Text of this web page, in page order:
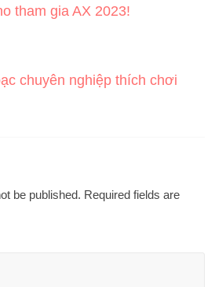
tham gia AX 2023!
chuyên nghiệp thích chơi
be published. Required fields are